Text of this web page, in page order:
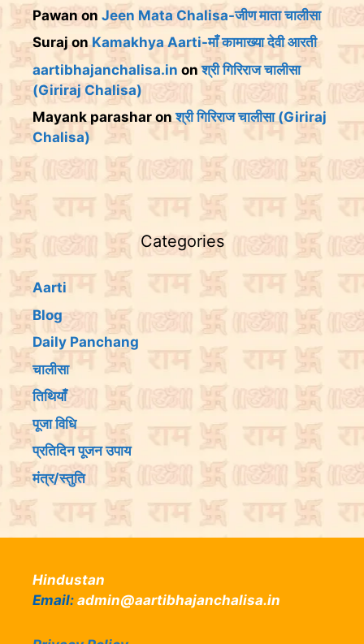
Pawan on Jeen Mata Chalisa-जीण माता चालीसा
SurajonKamakhya Aarti-माँ कामाख्या देवी आरती
aartibhajanchalisa.in onश्री गिरिराज चालीसा
(Giriraj Chalisa)
Mayank parashar onश्री गिरिराज चालीसा (Giriraj
Chalisa)
Categories
Aarti
Blog
Daily Panchang
चालीसा
तिथियांँ
पूजा विधि
प्रतिदिन पूजन उपाय
मंत्र/स्तुति
Hindustan
Email: admin@aartibhajanchalisa.in